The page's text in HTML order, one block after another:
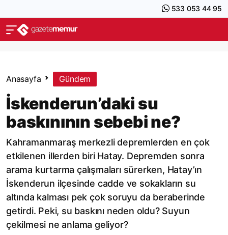
533 053 44 95
Anasayfa Gündem
İskenderun’daki su
baskınının sebebi ne?
Kahramanmaraş merkezli depremlerden en çok
etkilenen illerden biri Hatay. Depremden sonra
arama kurtarma çalışmaları sürerken, Hatay’ın
İskenderun ilçesinde cadde ve sokakların su
altında kalması pek çok soruyu da beraberinde
getirdi. Peki, su baskını neden oldu? Suyun
çekilmesi ne anlama geliyor?